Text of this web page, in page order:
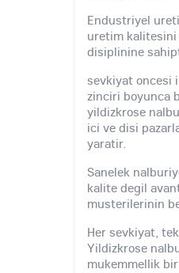
Endustriyel
uretim
disiplinine
sevkiyat oncesi
zinciri boyunca
yildizkrose
ici ve disi
yaratir.
Sanelek
kalite degil
musterilerinin
Her sevkiyat,
Yildizkrose
mukemmellik